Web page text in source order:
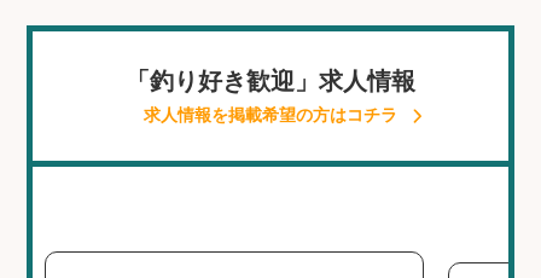
「釣り好き歓迎」求人情報
求人情報を掲載希望の方はコチラ